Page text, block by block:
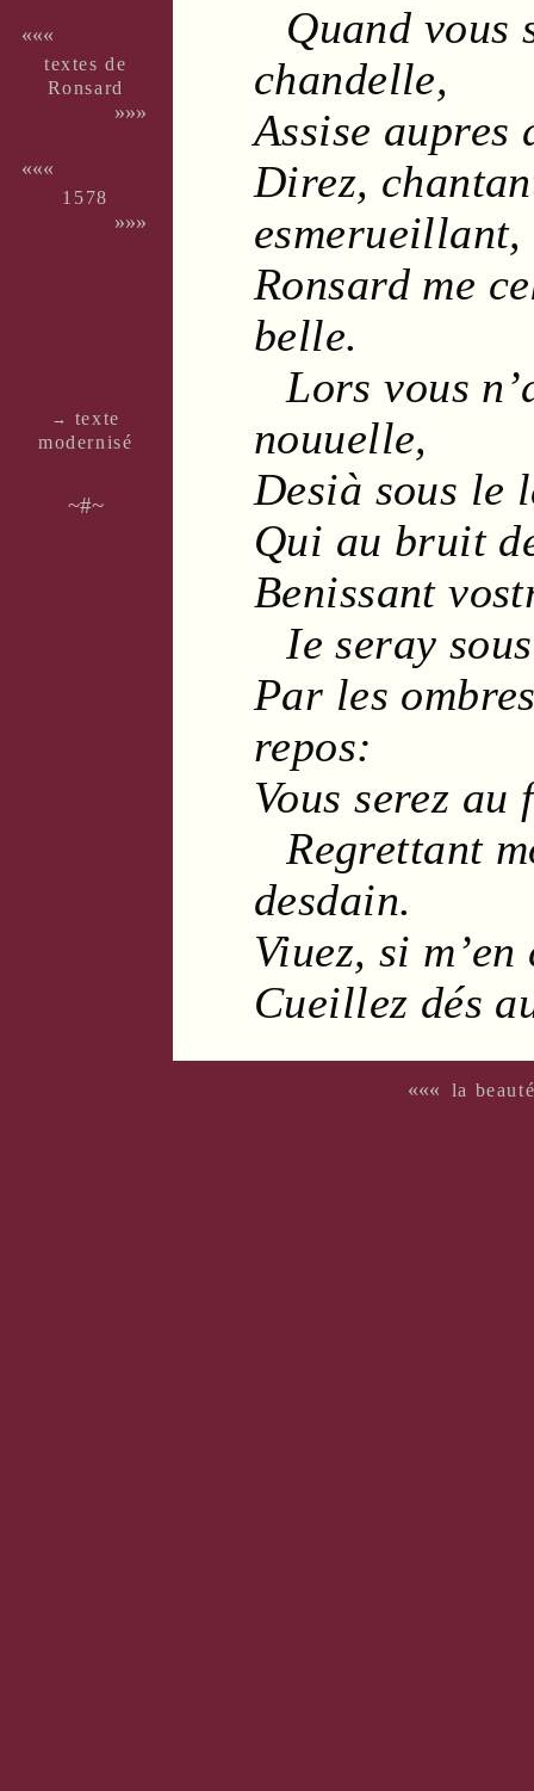
«««
textes de
Ron­sard
»»»
«««
1578
»»»
→ texte
moder­nisé
~#~
Quand
chandelle,
Assise aupres
Direz,
esmerueillant,
Ronsardme
belle.
Lors vous
nouuelle,
Desià sous le
Qui au bruit
Benissant
Ie seray
Par les
repos:
Vous serez au
Regrettant
desdain.
Viuez, si
Cueillez dés
««« la